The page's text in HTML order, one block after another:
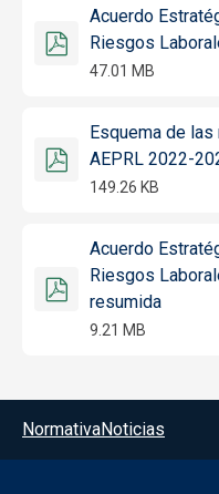
Acuerdo
Riesgos
47.01 MB
Esquema de
AEPRL 2022-
149.26 KB
Acuerdo
Riesgos
resumida
9.21 MB
Menú del pie
NormativaNoticias